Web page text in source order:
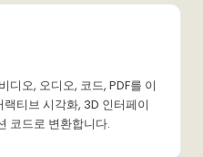
디오, 오디오, 코드, PDF를 이
티브 시각화, 3D 인터페이
코드로 변환합니다.